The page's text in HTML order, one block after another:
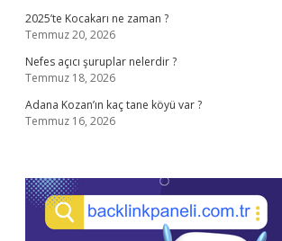
2025’te Kocakarı ne zaman ?
Temmuz 20, 2026
Nefes açıcı şuruplar nelerdir ?
Temmuz 18, 2026
Adana Kozan’ın kaç tane köyü var ?
Temmuz 16, 2026